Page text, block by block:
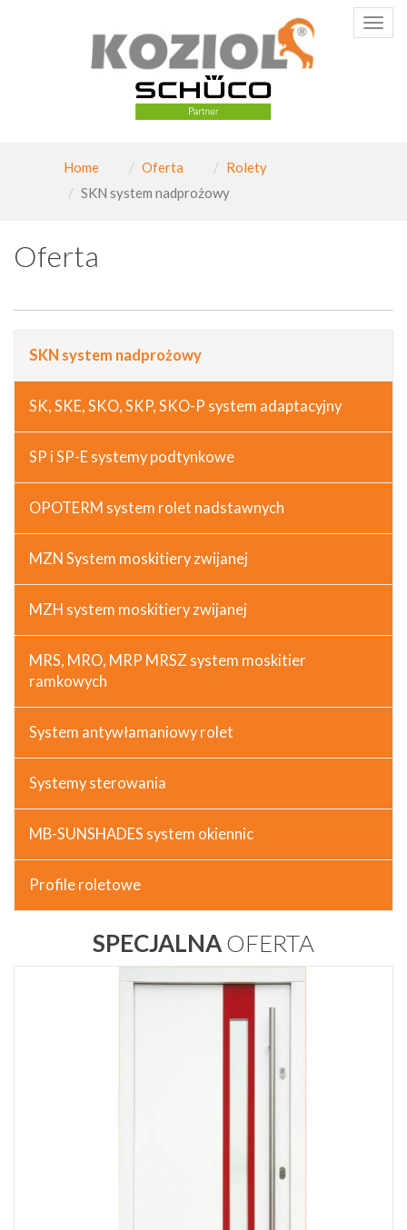
menu
Home Oferta
Rolety
SKN system nadprożowy
Oferta
SKN system nadprożowy
SK, SKE, SKO, SKP, SKO-P system adaptacyjny
SP i SP-E systemy podtynkowe
OPOTERM system rolet nadstawnych
MZN System moskitiery zwijanej
MZH system moskitiery zwijanej
MRS, MRO, MRP MRSZ system moskitier
ramkowych
System antywłamaniowy rolet
Systemy sterowania
MB-SUNSHADES system okiennic
Profile roletowe
SPECJALNAOFERTA